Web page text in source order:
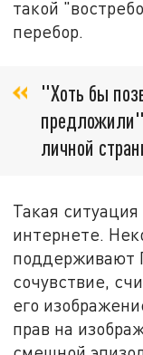
такой
перебор.
"Хоть бы
личной
Такая
интернете.
поддерживают
сочувствие,
его
прав на